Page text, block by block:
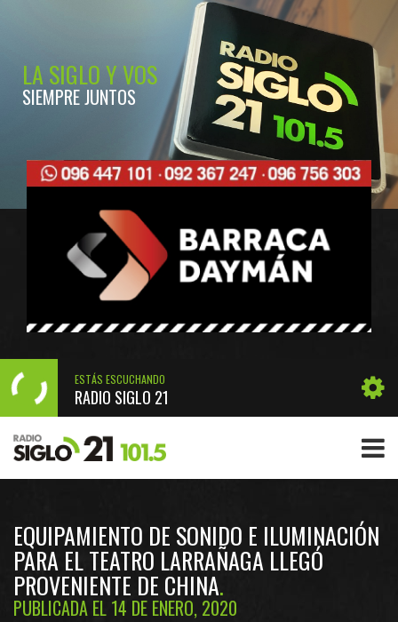
LA SIGLO Y VOS
SIEMPRE JUNTOS
ESTÁS ESCUCHANDO
RADIO SIGLO 21
EQUIPAMIENTO DE SONIDO E ILUMINACIÓN
PARA EL TEATRO LARRAÑAGA LLEGÓ
PROVENIENTE DE CHINA
PUBLICADA EL 14 DE ENERO, 2020